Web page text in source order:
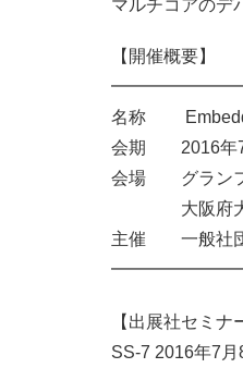
マルチコアのデ
【開催概要】
名称
会期 2016年7
会場 グランフ
大阪府大阪
主催 一般社団
【出展社セミ
SS-7 2016年7